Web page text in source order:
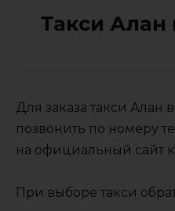
Такси Алан
Для заказа такси Алан
позвонить по номеру
на официальный сайт
При выборе такси